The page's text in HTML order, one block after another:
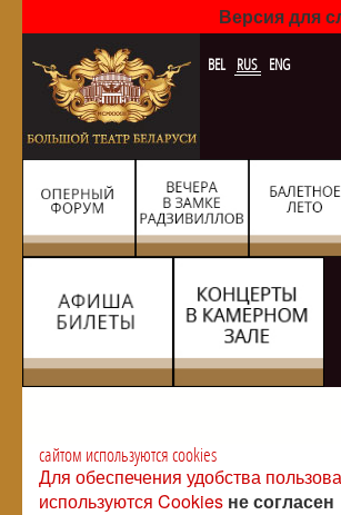
Версия для
BEL RUS ENG
сайтом используются cookies
Для обеспечения удобства
используются Cookies не согласен